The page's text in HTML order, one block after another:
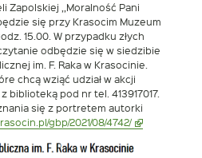
Zapolskiej ,,Moralność Pani
się przy Krasocim Muzeum
15.00. W przypadku złych
odbędzie się w siedzibie
im. F. Raka w Krasocinie.
chcą wziąć udział w akcji
biblioteką pod nr tel. 413917017.
się z portretem autorki
gbp/2021/08/4742/Link
się